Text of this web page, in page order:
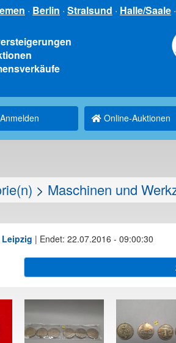
· Berlin · Stralsund · Halle/Saale ·
Online-Auktionen
> Maschinen und
| Endet: 22.07.2016 - 09:00:30